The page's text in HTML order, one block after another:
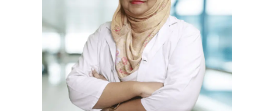
আ
হ